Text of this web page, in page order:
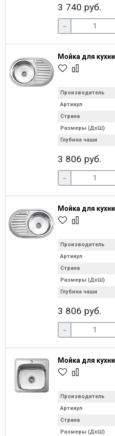
3 740 руб.
-
Мойка для
Производитель
Артикул
Страна
Размеры (ДхШ)
Глубина чаши
3 806 руб.
-
Мойка для
Производитель
Артикул
Страна
Размеры (ДхШ)
Глубина чаши
3 806 руб.
-
Мойка для
Производитель
Артикул
Страна
Размеры (ДхШ)